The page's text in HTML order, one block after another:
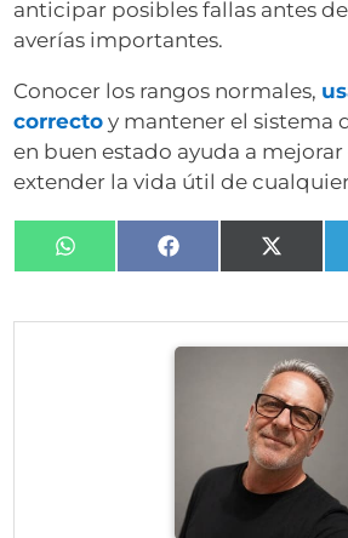
anticipar posibles fallas antes
averías importantes.
Conocer los rangos normales,
correcto y mantener el sistema
en buen estado ayuda a
extender la vida útil de
Compartir
en
Compartir
en
en